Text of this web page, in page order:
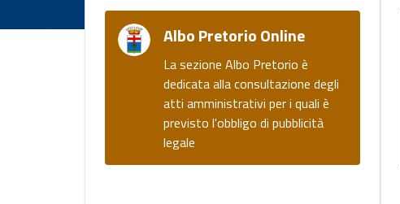
Albo Pretorio Online
La sezione Albo Pretorio è
dedicata alla consultazione degli
atti amministrativi per i quali è
previsto l'obbligo di pubblicità
legale